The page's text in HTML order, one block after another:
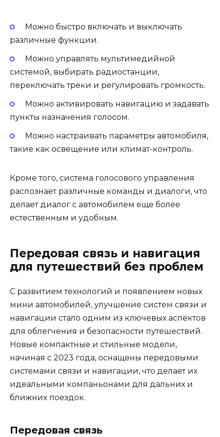
Можно быстро включать и выключать
различные функции.
Можно управлять мультимедийной
системой, выбирать радиостанции,
переключать треки и регулировать громкость.
Можно активировать навигацию и задавать
пункты назначения голосом.
Можно настраивать параметры автомобиля,
такие как освещение или климат-контроль.
Кроме того, система голосового управления
распознает различные команды и диалоги, что
делает диалог с автомобилем еще более
естественным и удобным.
Передовая связь и навигация
для путешествий без проблем
С развитием технологий и появлением новых
мини автомобилей, улучшение систем связи и
навигации стало одним из ключевых аспектов
для облегчения и безопасности путешествий.
Новые компактные и стильные модели,
начиная с 2023 года, оснащены передовыми
системами связи и навигации, что делает их
идеальными компаньонами для дальних и
ближних поездок.
Передовая связь